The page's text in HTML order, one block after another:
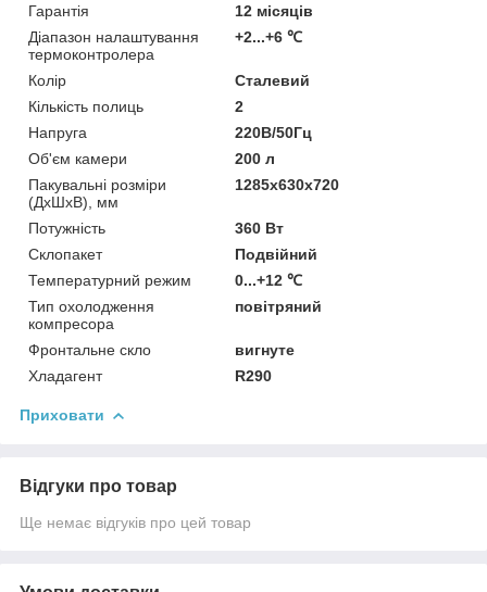
Гарантія
12 місяців
Діапазон налаштування
термоконтролера
+2...+6 ℃
Колір
Сталевий
Кількість полиць
2
Напруга
220В/50Гц
Об'єм камери
200 л
Пакувальні розміри
(ДхШхВ), мм
1285х630х720
Потужність
360 Вт
Склопакет
Подвійний
Температурний режим
0...+12 ℃
Тип охолодження
компресора
повітряний
Фронтальне скло
вигнуте
Хладагент
R290
Приховати
Відгуки про товар
Ще немає відгуків про цей товар